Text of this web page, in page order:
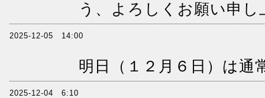
う、よろしくお願い申し
2025-12-05 14:00
明日（１２月６日）は通
2025-12-04 6:10